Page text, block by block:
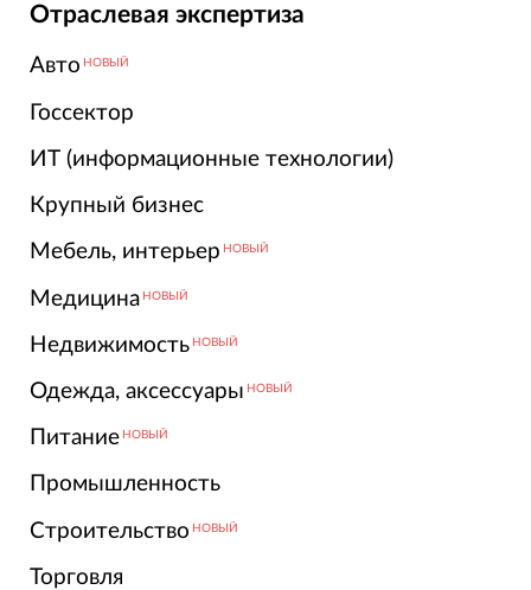
Отраслевая экспертиза
Авто НОВЫЙ
Госсектор
ИТ (информационные технологии)
Крупный бизнес
Мебель, интерьер НОВЫЙ
Медицина НОВЫЙ
Недвижимость НОВЫЙ
Одежда, аксессуары НОВЫЙ
Питание НОВЫЙ
Промышленность
Строительство НОВЫЙ
Торговля